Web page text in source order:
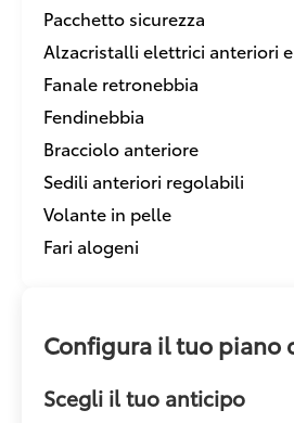
Pacchetto sicurezza
Alzacristalli elettrici anteriori
Fanale retronebbia
Fendinebbia
Bracciolo anteriore
Sedili anteriori regolabili
Volante in pelle
Fari alogeni
Configura il tuo piano
Scegli il tuo anticipo